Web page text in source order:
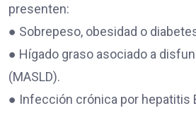
presenten:
● Sobrepeso, obesidad o
● Hígado graso asociado a
(MASLD).
● Infección crónica por hepatitis